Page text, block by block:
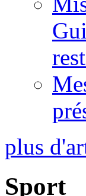
plus
Sport